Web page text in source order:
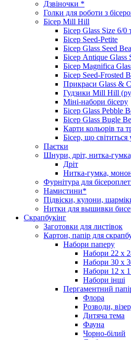
Дзвіночки *
Голки для роботи з
Бісер Mill Hill
Бісер Glass Size 6/0
Бісер Seed-Petite
Бісер Glass Seed
Бісер Antique Glass
Бісер Magnifica
Бісер Seed-Frosted
Прикраси Glass &
Гудзики Mill Hill
Міні-набори бісеру
Бісер Glass Pebble
Бісер Glass Bugle
Карти кольорів та
Бісер, що світиться
Паєтки
Шнури, дріт, нитка-
Дріт
Нитка-гумка,
Фурнітура для
Намистини*
Підвіски, кулони,
Нитки для вышивки
Скрапбукінг
Заготовки для листівок
Картон, папір для
Набори паперу
Набори 22 х
Набори 30 х
Набори 12 х
Набори інші
Пергаментний
Флора
Розводи,
Дитяча тема
Фауна
Чорно-білий